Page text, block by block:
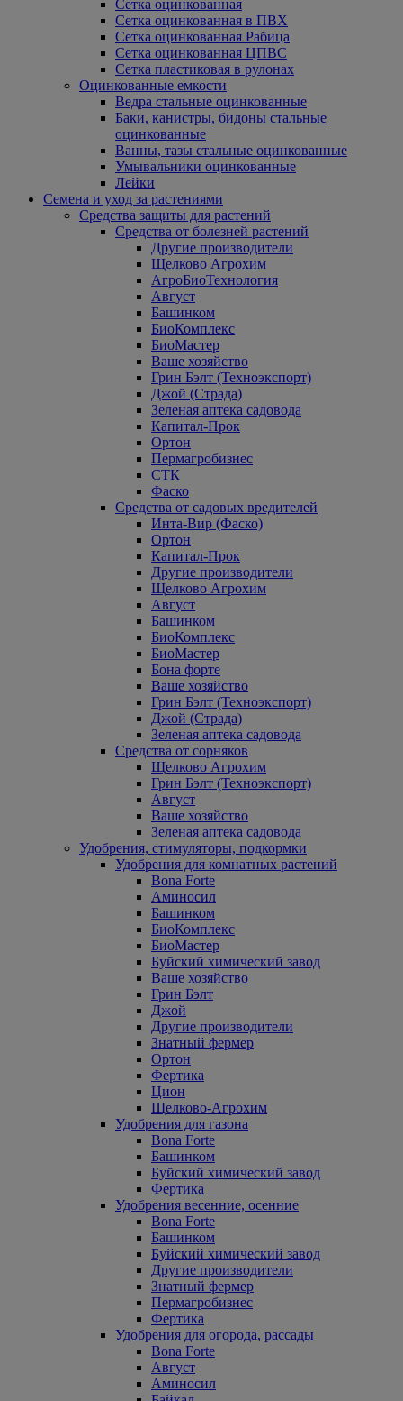
Сетка оцинкованная
Сетка оцинкованная в ПВХ
Сетка оцинкованная Рабица
Сетка оцинкованная ЦПВС
Сетка пластиковая в рулонах
Оцинкованные емкости
Ведра стальные оцинкованные
Баки, канистры, бидоны стальные
оцинкованные
Ванны, тазы стальные оцинкованные
Умывальники оцинкованные
Лейки
Семена и уход за растениями
Средства защиты для растений
Средства от болезней растений
Другие производители
Щелково Агрохим
АгроБиоТехнология
Август
Башинком
БиоКомплекс
БиоМастер
Ваше хозяйство
Грин Бэлт (Техноэкспорт)
Джой (Страда)
Зеленая аптека садовода
Капитал-Прок
Ортон
Пермагробизнес
СТК
Фаско
Средства от садовых вредителей
Инта-Вир (Фаско)
Ортон
Капитал-Прок
Другие производители
Щелково Агрохим
Август
Башинком
БиоКомплекс
БиоМастер
Бона форте
Ваше хозяйство
Грин Бэлт (Техноэкспорт)
Джой (Страда)
Зеленая аптека садовода
Средства от сорняков
Щелково Агрохим
Грин Бэлт (Техноэкспорт)
Август
Ваше хозяйство
Зеленая аптека садовода
Удобрения, стимуляторы, подкормки
Удобрения для комнатных растений
Bona Forte
Аминосил
Башинком
БиоКомплекс
БиоМастер
Буйский химический завод
Ваше хозяйство
Грин Бэлт
Джой
Другие производители
Знатный фермер
Ортон
Фертика
Цион
Щелково-Агрохим
Удобрения для газона
Bona Forte
Башинком
Буйский химический завод
Фертика
Удобрения весенние, осенние
Bona Forte
Башинком
Буйский химический завод
Другие производители
Знатный фермер
Пермагробизнес
Фертика
Удобрения для огорода, рассады
Bona Forte
Август
Аминосил